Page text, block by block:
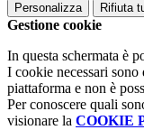
Personalizza Rifiuta
Gestione cookie
In questa schermata è
I cookie necessari
piattaforma e non è
Per conoscere quali
visionare la COOKIE